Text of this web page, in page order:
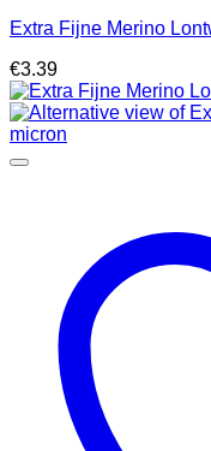
Extra Fijne Merino
€3.39